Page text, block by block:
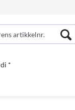
*